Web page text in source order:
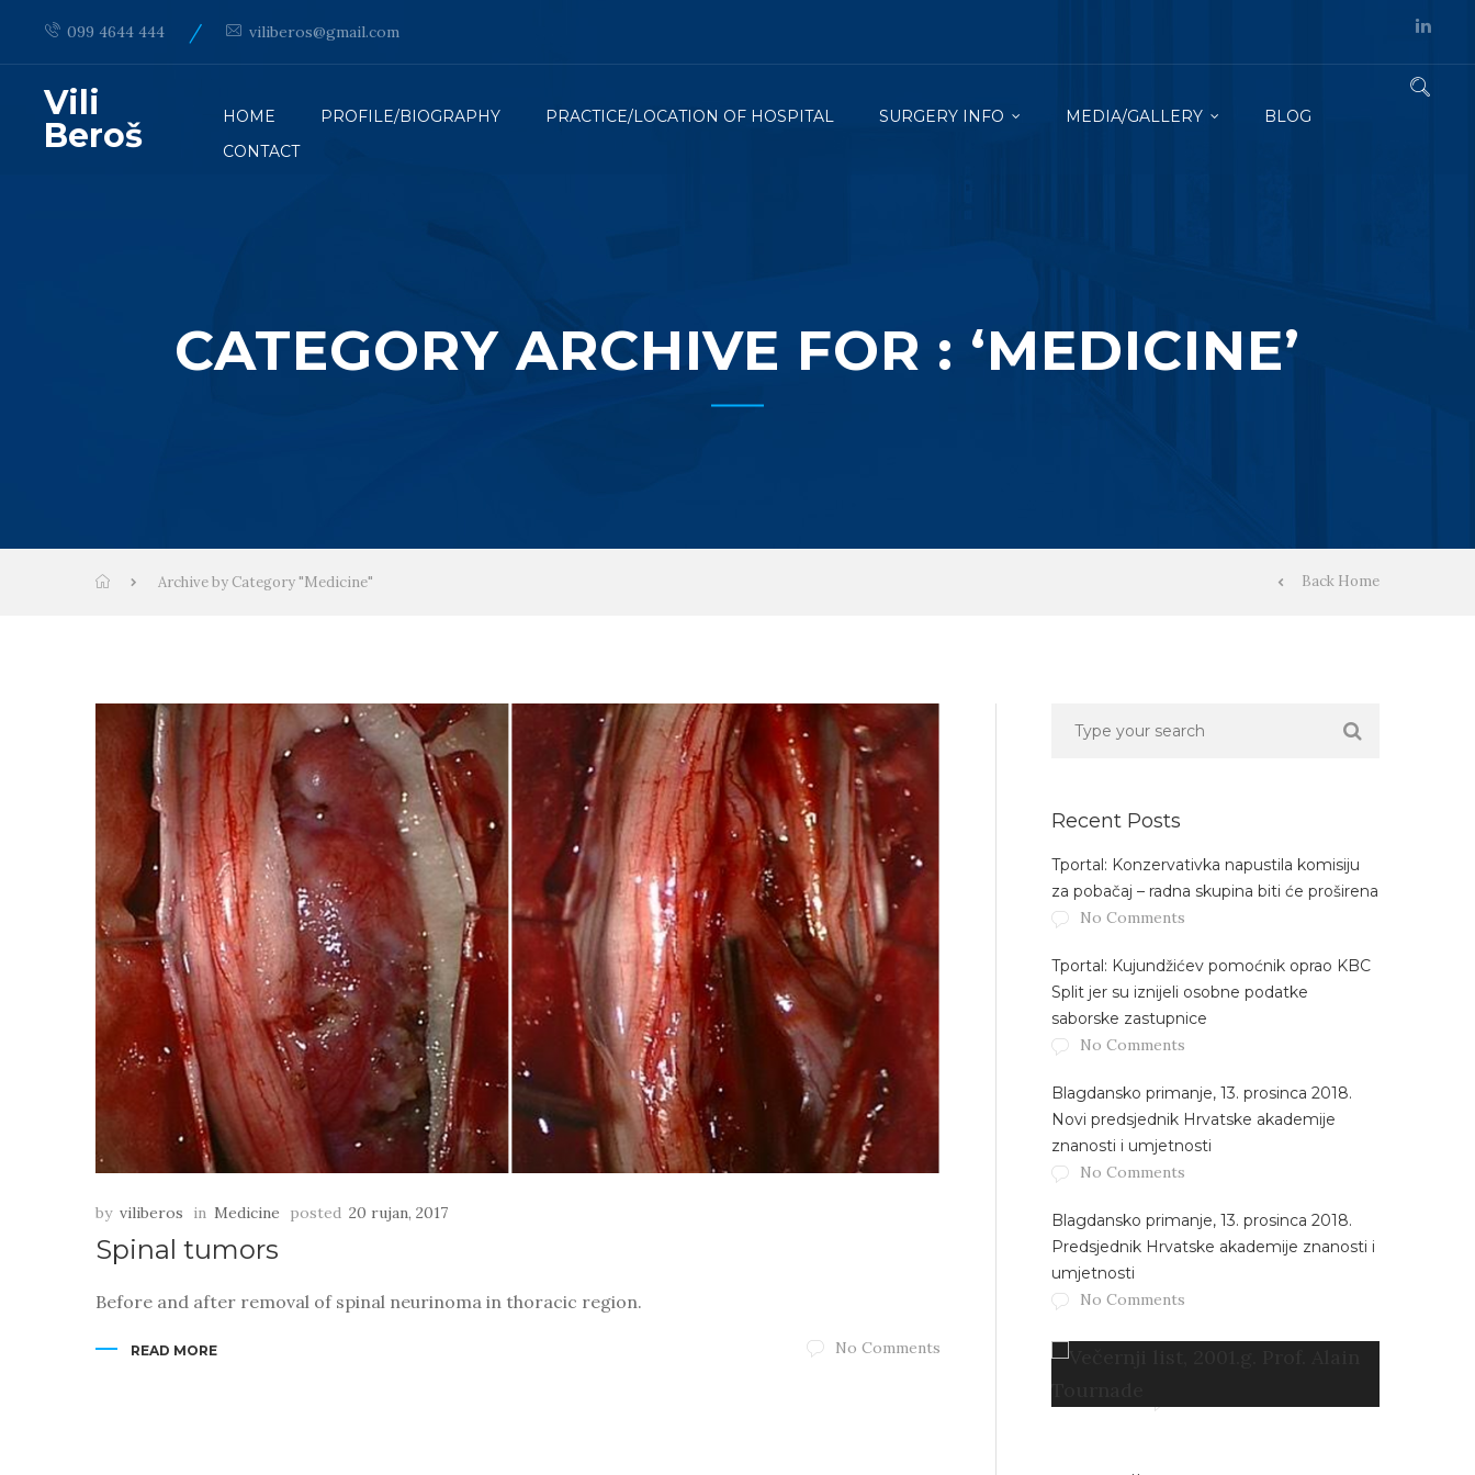
099 4644 444 / viliberos@gmail.com
Vili
Beroš
HOME PROFILE/BIOGRAPHY PRACTICE/LOCATION OF HOSPITAL SURGERY INFO MEDIA/GALLERY
BLOG
CONTACT
CATEGORY ARCHIVE FOR : ‘MEDICINE’
Archive by Category "Medicine" Back Home
by viliberos in Medicine posted 20 rujan, 2017
Spinal tumors
Before and after removal of spinal neurinoma in thoracic region.
READ MORE No Comments
Recent Posts
Tportal: Konzervativka napustila komisiju
za pobačaj – radna skupina biti će proširena
No Comments
Tportal: Kujundžićev pomoćnik oprao KBC
Split jer su iznijeli osobne podatke
saborske zastupnice
No Comments
Blagdansko primanje, 13. prosinca 2018.
Novi predsjednik Hrvatske akademije
znanosti i umjetnosti
No Comments
Blagdansko primanje, 13. prosinca 2018.
Predsjednik Hrvatske akademije znanosti i
umjetnosti
No Comments
Večernji list, 2001.g. Prof. Alain